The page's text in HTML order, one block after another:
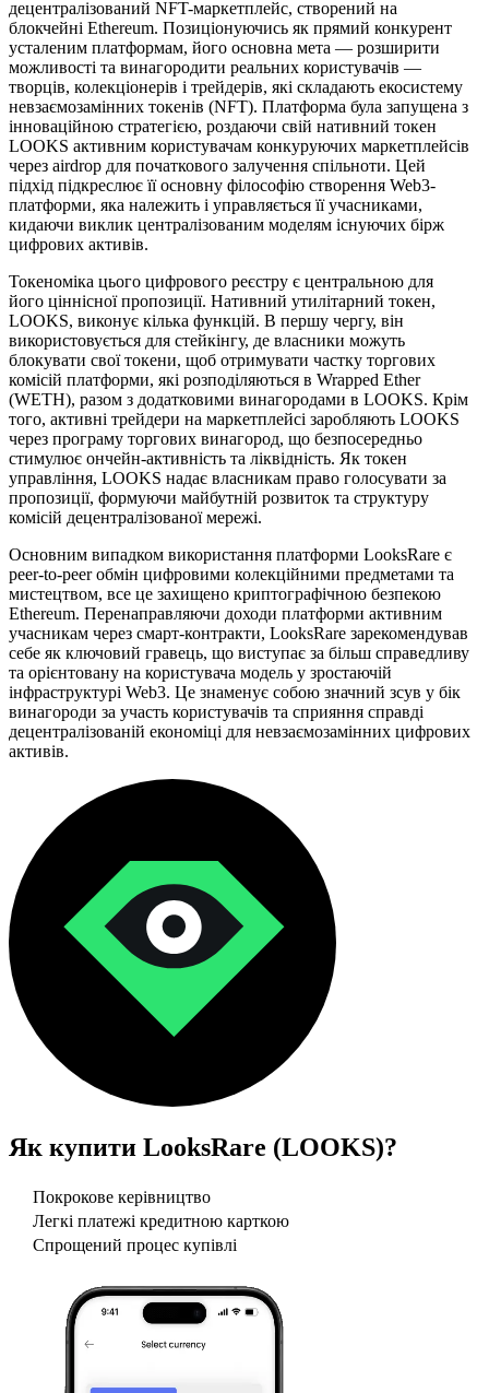
децентралізований NFT-маркетплейс, створений на
блокчейні Ethereum. Позиціонуючись як прямий конкурент
усталеним платформам, його основна мета — розширити
можливості та винагородити реальних користувачів —
творців, колекціонерів і трейдерів, які складають екосистему
невзаємозамінних токенів (NFT). Платформа була запущена з
інноваційною стратегією, роздаючи свій нативний токен
LOOKS активним користувачам конкуруючих маркетплейсів
через airdrop для початкового залучення спільноти. Цей
підхід підкреслює її основну філософію створення Web3-
платформи, яка належить і управляється її учасниками,
кидаючи виклик централізованим моделям існуючих бірж
цифрових активів.
Токеноміка цього цифрового реєстру є центральною для
його ціннісної пропозиції. Нативний утилітарний токен,
LOOKS, виконує кілька функцій. В першу чергу, він
використовується для стейкінгу, де власники можуть
блокувати свої токени, щоб отримувати частку торгових
комісій платформи, які розподіляються в Wrapped Ether
(WETH), разом з додатковими винагородами в LOOKS. Крім
того, активні трейдери на маркетплейсі заробляють LOOKS
через програму торгових винагород, що безпосередньо
стимулює ончейн-активність та ліквідність. Як токен
управління, LOOKS надає власникам право голосувати за
пропозиції, формуючи майбутній розвиток та структуру
комісій децентралізованої мережі.
Основним випадком використання платформи LooksRare є
peer-to-peer обмін цифровими колекційними предметами та
мистецтвом, все це захищено криптографічною безпекою
Ethereum. Перенаправляючи доходи платформи активним
учасникам через смарт-контракти, LooksRare зарекомендував
себе як ключовий гравець, що виступає за більш справедливу
та орієнтовану на користувача модель у зростаючій
інфраструктурі Web3. Це знаменує собою значний зсув у бік
винагороди за участь користувачів та сприяння справді
децентралізованій економіці для невзаємозамінних цифрових
активів.
Як купити LooksRare (LOOKS)?
Покрокове керівництво
Легкі платежі кредитною карткою
Спрощений процес купівлі